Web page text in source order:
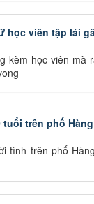
học viên tập lái
kèm học viên
trên phố
tình trên phố